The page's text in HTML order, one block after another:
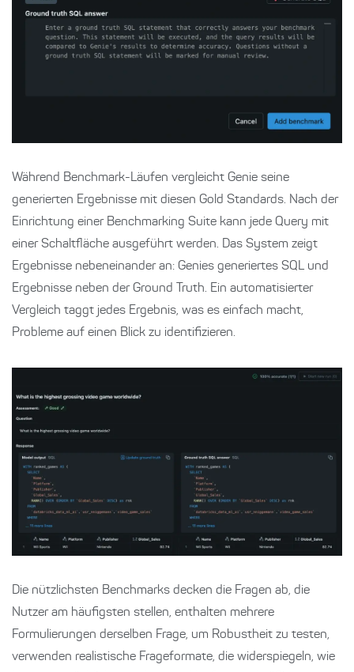
Während Benchmark-Läufen vergleicht Genie seine
generierten Ergebnisse mit diesen Gold Standards. Nach der
Einrichtung einer Benchmarking Suite kann jede Query mit
einer Schaltfläche ausgeführt werden. Das System zeigt
Ergebnisse nebeneinander an: Genies generiertes SQL und
Ergebnisse neben der Ground Truth. Ein automatisierter
Vergleich taggt jedes Ergebnis, was es einfach macht,
Probleme auf einen Blick zu identifizieren.
Die nützlichsten Benchmarks decken die Fragen ab, die
Nutzer am häufigsten stellen, enthalten mehrere
Formulierungen derselben Frage, um Robustheit zu testen,
verwenden realistische Frageformate, die widerspiegeln, wie